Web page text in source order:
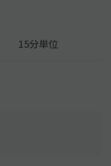
・下校時の学生にご注
15分単位